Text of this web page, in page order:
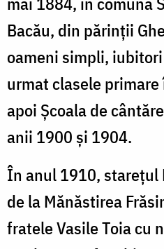
Bacău, din părinții
oameni simpli,
urmat clasele
apoi Școala de
anii 1900 și 1904.
În anul 1910, starețul
de la Mănăstirea
fratele Vasile Toia cu